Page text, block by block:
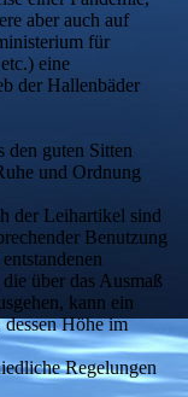
aber auch auf
für
eine
der Hallenbäder
den guten Sitten
und Ordnung
der Leihartikel sind
Benutzung
über das Ausmaß
kann ein
Höhe im
Regelungen